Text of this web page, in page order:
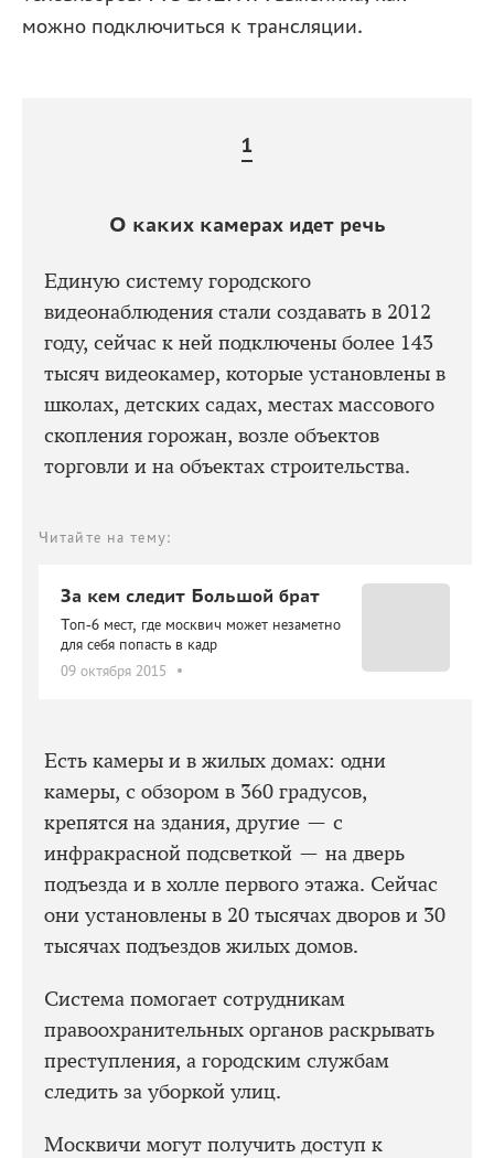
можно подключиться к трансляции.
О каких камерах идет речь
Единую систему городского
видеонаблюдения стали создавать в 2012
году, сейчас к ней подключены более 143
тысяч видеокамер, которые установлены в
школах, детских садах, местах массового
скопления горожан, возле объектов
торговли и на объектах строительства.
Читайте на тему:
За кем следит Большой брат
Топ-6 мест, где москвич может незаметно
для себя попасть в кадр
09 октября 2015
Есть камеры и в жилых домах: одни
камеры, с обзором в 360 градусов,
крепятся на здания, другие — с
инфракрасной подсветкой — на дверь
подъезда и в холле первого этажа. Сейчас
они установлены в 20 тысячах дворов и 30
тысячах подъездов жилых домов.
Система помогает сотрудникам
правоохранительных органов раскрывать
преступления, а городским службам
следить за уборкой улиц.
Москвичи могут получить доступ к